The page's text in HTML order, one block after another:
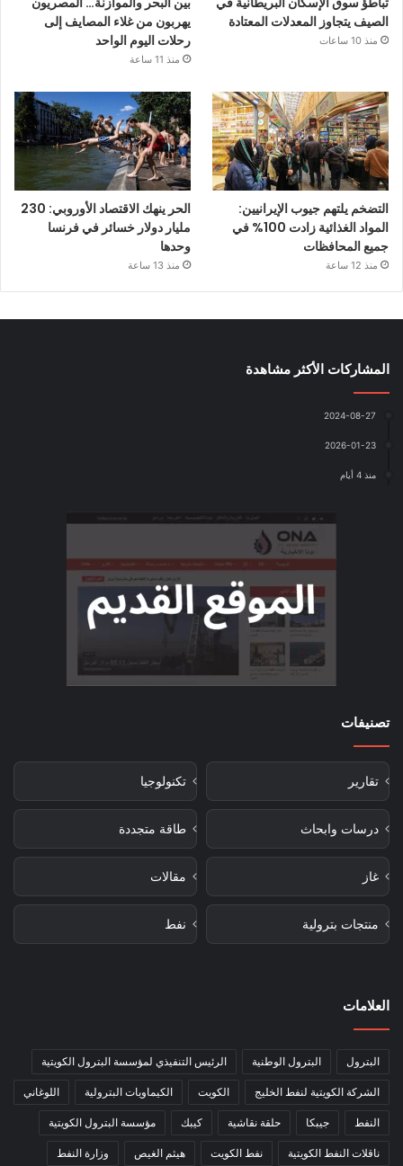
الصيف يتجاوز المعدلات المعتادة
منذ 10 ساعات
يهربون من غلاء المصايف إلى
رحلات اليوم الواحد
منذ 11 ساعة
التضخم يلتهم جيوب الإيرانيين:
المواد الغذائية زادت 100% في
جميع المحافظات
منذ 12 ساعة
الحر ينهك الاقتصاد الأوروبي: 230
مليار دولار خسائر في فرنسا
وحدها
منذ 13 ساعة
المشاركات الأكثر مشاهدة
2024-08-27
2026-01-23
منذ 4 أيام
تصنيفات
تقارير تكنولوجيا
درسات وابحاث طاقة متجددة
غاز مقالات
منتجات بترولية نفط
العلامات
البترول البترول الوطنية الرئيس التنفيذي لمؤسسة البترول الكويتية
الشركة الكويتية لنفط الخليج الكويت الكيماويات البترولية اللوغاني
النفط جيبكا حلقة نقاشية كيبك مؤسسة البترول الكويتية
ناقلات النفط الكويتية نفط الكويت هيثم الغيص وزارة النفط